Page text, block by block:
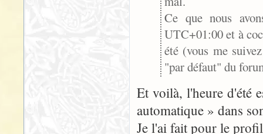
Ce que nous
UTC+01:00 et à
été (vous me
"par défaut" du
Et voilà, l'heure d'été
automatique » dans
Je l'ai fait pour le